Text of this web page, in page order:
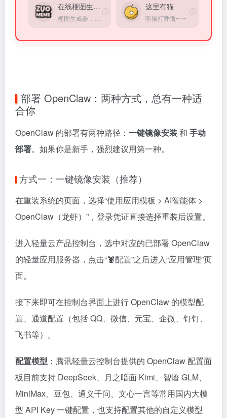
在线梗图生成器 这里有猫
听猫打呼噜~~~
部署 OpenClaw：两种方式，总有一种适
合你
OpenClaw 的部署有两种路径： 一键镜像安装和 手动
部署。如果你是新手，强烈建议用第一种。
方式一：一键镜像安装（推荐）
在重装系统的页面，选择“使用应用模板 > AI智能体 >
OpenClaw（龙虾）”，登录凭证直接选择重装后设置。
进入轻量云产品控制台，选中对应的已部署 OpenClaw
的轻量应用服务器，点击“🦞配置”之后进入“应用管理”页
面。
接下来即可在控制台界面上进行 OpenClaw 的模型配
置、通道配置（包括 QQ、微信、元宝、企微、钉钉、
飞书等）。
配置模型 ：腾讯轻量云控制台提供的 OpenClaw 配置面
板目前支持 DeepSeek、月之暗面 Kimi、智谱 GLM、
MiniMax、豆包、通义千问、文心一言等常用国内大模
型 API Key 一键配置，也支持配置其他的自定义模型